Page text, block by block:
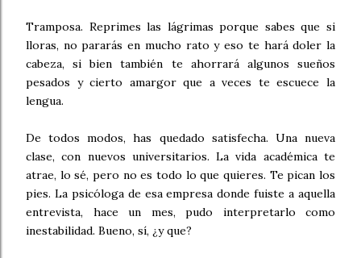
Tramposa. Reprimes las lágrimas porque sabes que si
lloras, no pararás en mucho rato y eso te hará doler la
cabeza, si bien también te ahorrará algunos sueños
pesados y cierto amargor que a veces te escuece la
lengua.
De todos modos, has quedado satisfecha. Una nueva
clase, con nuevos universitarios. La vida académica te
atrae, lo sé, pero no es todo lo que quieres. Te pican los
pies. La psicóloga de esa empresa donde fuiste a aquella
entrevista, hace un mes, pudo interpretarlo como
inestabilidad. Bueno, sí, ¿y que?